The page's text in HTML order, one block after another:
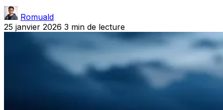
Romuald
25 janvier 2026 3 min de lecture